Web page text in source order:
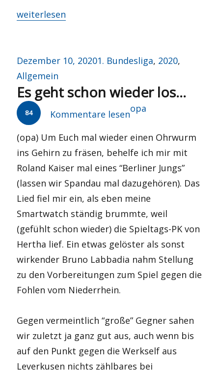
„LIVE: #BMGBSC – Rossschlächterei?“
weiterlesen
Veröffentlicht
am
Dezember 10, 2020Kategorien
1. Bundesliga, 2020,
Allgemein
Es geht schon wieder los…
84 Kommentare lesen
Autor
opa
(opa) Um Euch mal wieder einen Ohrwurm
ins Gehirn zu fräsen, behelfe ich mir mit
Roland Kaiser mal eines “Berliner Jungs”
(lassen wir Spandau mal dazugehören). Das
Lied fiel mir ein, als eben meine
Smartwatch ständig brummte, weil
(gefühlt schon wieder) die Spieltags-PK von
Hertha lief. Ein etwas gelöster als sonst
wirkender Bruno Labbadia nahm Stellung
zu den Vorbereitungen zum Spiel gegen die
Fohlen vom Niederrhein.
Gegen vermeintlich “große” Gegner sahen
wir zuletzt ja ganz gut aus, auch wenn bis
auf den Punkt gegen die Werkself aus
Leverkusen nichts zählbares bei